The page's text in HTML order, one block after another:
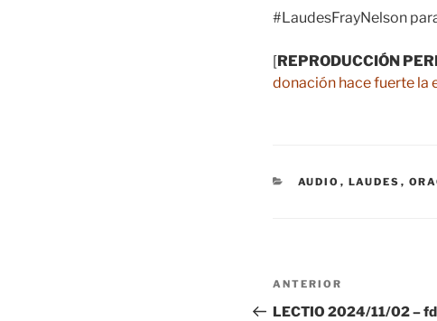
#LaudesFrayNelson
[REPRODUCCIÓN
donación hace fuerte la
CATEGORÍAS
AUDIO , LAUDES ,
Navegación
de
Entrada
anterior:
ANTERIOR
LECTIO 2024/11/02 –